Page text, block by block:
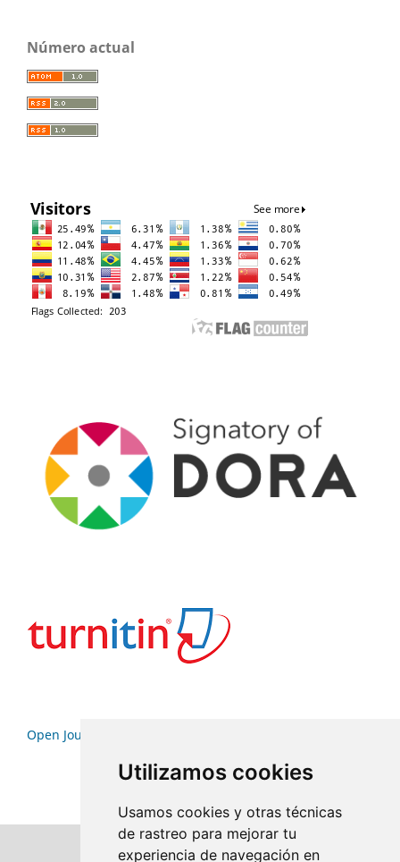
Utilizamos cookies
Usamos cookies y otras técnicas
de rastreo para mejorar tu
experiencia de navegación en
Número actual
Open Journal Systems